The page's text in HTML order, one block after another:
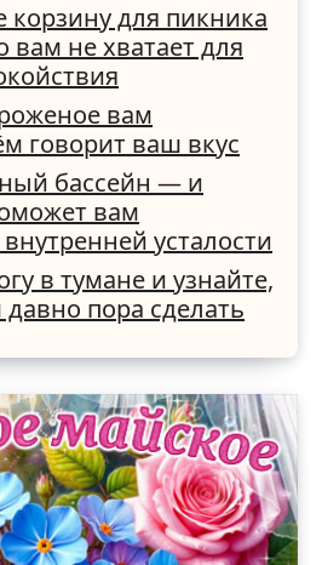
корзину для пикника
вам не хватает для
вам
говорит ваш вкус
бассейн — и
вам
усталости
в тумане и узнайте,
пора сделать